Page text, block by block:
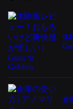
体
倉